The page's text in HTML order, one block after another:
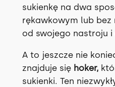
sukienkę na dwa
rękawkowym lub bez
od swojego nastroju i
A to jeszcze nie
znajduje się hoker,
sukienki. Ten